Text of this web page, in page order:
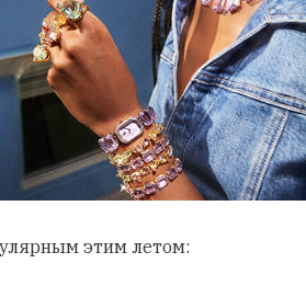
этим летом: